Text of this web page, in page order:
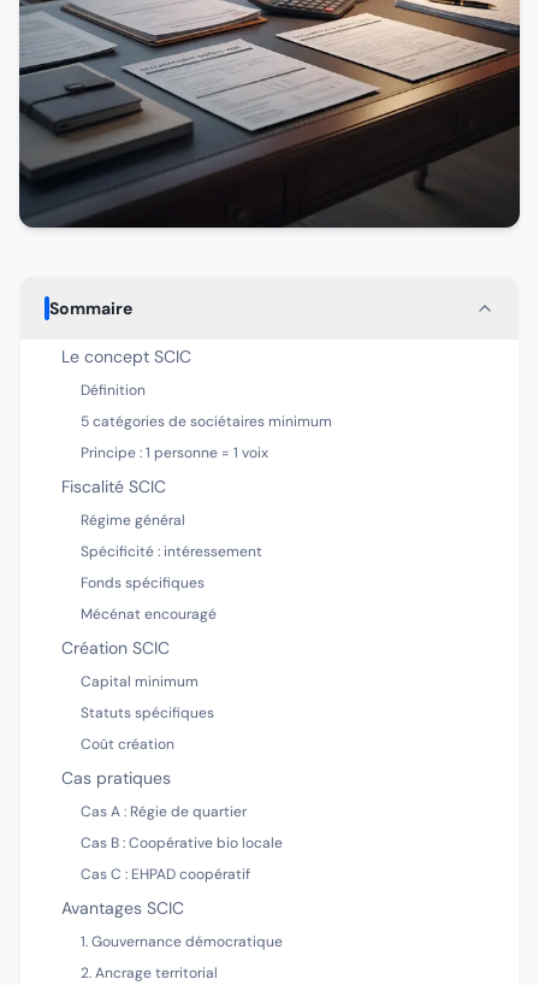
Sommaire
Le concept SCIC
Définition
5 catégories de sociétaires minimum
Principe : 1 personne = 1 voix
Fiscalité SCIC
Régime général
Spécificité : intéressement
Fonds spécifiques
Mécénat encouragé
Création SCIC
Capital minimum
Statuts spécifiques
Coût création
Cas pratiques
Cas A : Régie de quartier
Cas B : Coopérative bio locale
Cas C : EHPAD coopératif
Avantages SCIC
1. Gouvernance démocratique
2. Ancrage territorial